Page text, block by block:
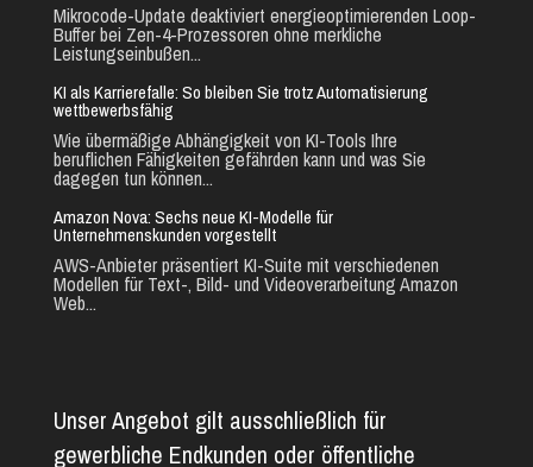
Mikrocode-Update deaktiviert energieoptimierenden Loop-
Buffer bei Zen-4-Prozessoren ohne merkliche
Leistungseinbußen...
KI als Karrierefalle: So bleiben Sie trotz Automatisierung
wettbewerbsfähig
Wie übermäßige Abhängigkeit von KI-Tools Ihre
beruflichen Fähigkeiten gefährden kann und was Sie
dagegen tun können...
Amazon Nova: Sechs neue KI-Modelle für
Unternehmenskunden vorgestellt
AWS-Anbieter präsentiert KI-Suite mit verschiedenen
Modellen für Text-, Bild- und Videoverarbeitung Amazon
Web...
Unser Angebot gilt ausschließlich für
gewerbliche Endkunden oder öffentliche